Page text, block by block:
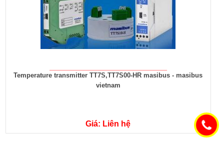
Temperature transmitter TT7S,TT7S00-HR masibus - masibus
vietnam
Giá: Liên hệ